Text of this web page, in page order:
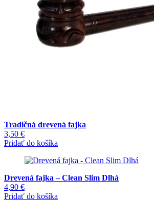
Tradičná drevená fajka
3,50 €
Pridať do košíka
Drevená fajka – Clean Slim Dlhá
4,90 €
Pridať do košíka